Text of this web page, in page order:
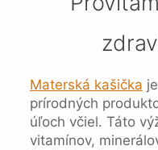
Materská kašička
prírodných
úľoch včiel. Táto
vitamínov,